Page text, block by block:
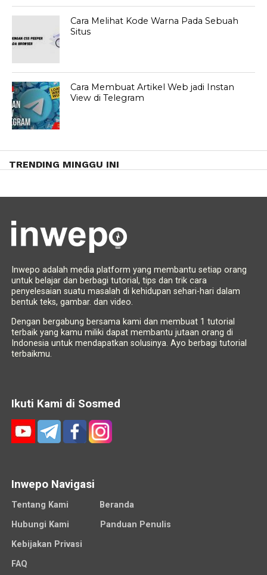
Cara Melihat Kode Warna Pada Sebuah
Situs
Cara Membuat Artikel Web jadi Instan
View di Telegram
TRENDING MINGGU INI
Inwepo adalah media platform yang membantu setiap orang
untuk belajar dan berbagi tutorial, tips dan trik cara
penyelesaian suatu masalah di kehidupan sehari-hari dalam
bentuk teks, gambar. dan video.
Dengan bergabung bersama kami dan membuat 1 tutorial
terbaik yang kamu miliki dapat membantu jutaan orang di
Indonesia untuk mendapatkan solusinya. Ayo berbagi tutorial
terbaikmu.
Ikuti Kami di Sosmed
Inwepo Navigasi
Tentang Kami
Beranda
Hubungi Kami
Panduan Penulis
Kebijakan Privasi
FAQ